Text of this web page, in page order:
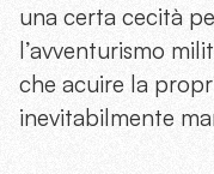
una certa cecità
l’avventurismo
che acuire la
inevitabilmente